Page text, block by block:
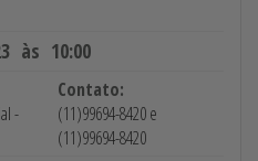
às 10:00
-
Contato:
(11)99694-8420 e
(11)99694-8420